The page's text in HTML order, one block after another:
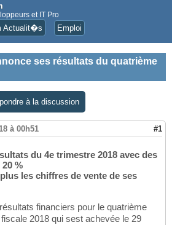
et IT Pro
Actualit�s Emploi
ses résultats du quatrième
à la discussion
à 00h51 #1
du 4e trimestre 2018 avec des
%
les chiffres de vente de ses
financiers pour le quatrième
2018 qui sest achevée le 29